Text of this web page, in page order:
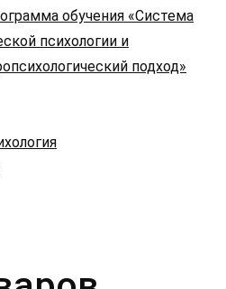
обучения «Система
психологии и
подход»